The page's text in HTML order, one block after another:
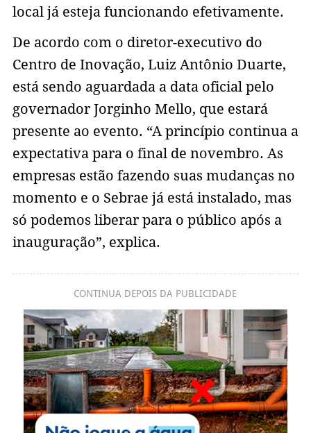
local já esteja funcionando efetivamente.
De acordo com o diretor-executivo do
Centro de Inovação, Luiz Antônio Duarte,
está sendo aguardada a data oficial pelo
governador Jorginho Mello, que estará
presente ao evento. “A princípio continua a
expectativa para o final de novembro. As
empresas estão fazendo suas mudanças no
momento e o Sebrae já está instalado, mas
só podemos liberar para o público após a
inauguração”, explica.
CONTINUA DEPOIS DA PUBLICIDADE